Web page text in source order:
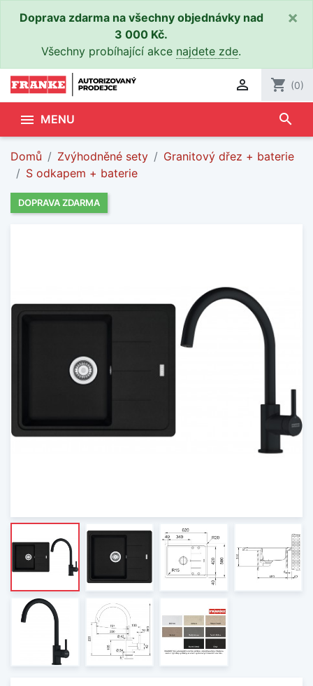
Doprava zdarma na všechny objednávky nad
3 000 Kč.
Všechny probíhající akce najdete zde.
×
 shopping_cart (0)
 MENU search
Domů Zvýhodněné sety
Granitový dřez + baterie
S odkapem + baterie
DOPRAVA ZDARMA